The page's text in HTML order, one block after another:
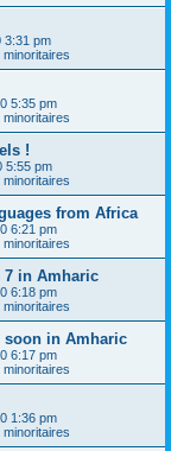
3:31 pm
5:35 pm
!
5:55 pm
from Africa
6:21 pm
7 in Amharic
6:18 pm
soon in Amharic
6:17 pm
1:36 pm